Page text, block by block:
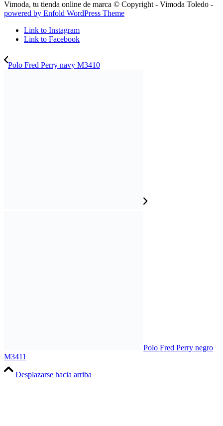
Vimoda, tu tienda online de marca © Copyright - Vimoda Toledo -
powered by Enfold WordPress Theme
Link to Instagram
Link to Facebook
Polo Fred Perry navy M3410
Polo Fred Perry negro
M3411
Desplazarse hacia arriba